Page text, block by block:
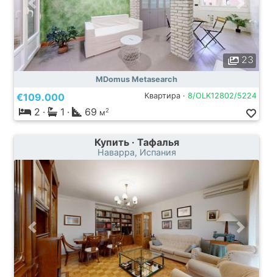
23
MDomus Metasearch
€109.000 Квартира · 8/OLK12802/5224
2 · 1 · 69 м2
Купить · Тафалья
Наварра, Испания